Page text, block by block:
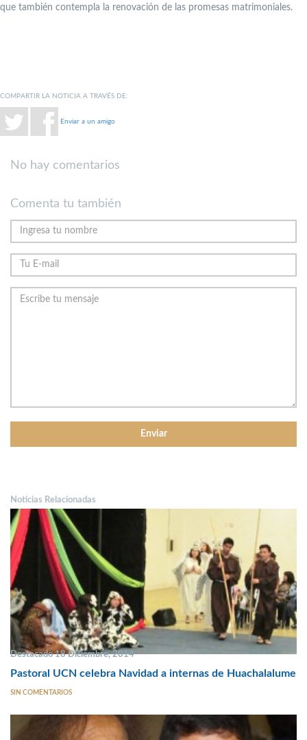
que también contempla la renovación de las promesas matrimoniales.
COMPARTIR LA NOTICIA A TRAVÉS DE:
Enviar a un amigo
No hay comentarios
Comenta tu también
Noticias Relacionadas
Destacado 18 Diciembre, 2014
Pastoral UCN celebra Navidad a internas de Huachalalume
SIN COMENTARIOS